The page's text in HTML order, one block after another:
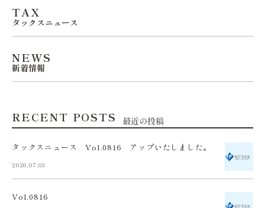
TAX
タックスニュース
NEWS
新着情報
RECENT POSTS 最近の投稿
タックスニュース Vol.0816 アップいたしました。
2026.07.03
Vol.0816